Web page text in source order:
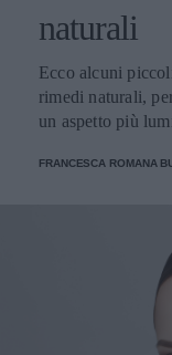
naturali
Ecco alcuni
rimedi naturali,
un aspetto più
FRANCESCA ROMANA